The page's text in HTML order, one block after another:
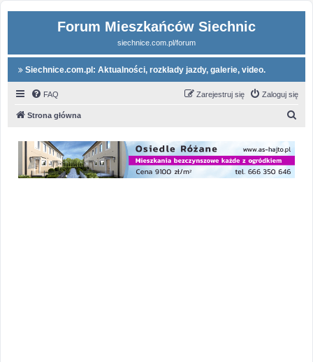
Forum Mieszkańców Siechnic
siechnice.com.pl/forum
Siechnice.com.pl: Aktualności, rozkłady jazdy, galerie, video.
FAQ Zaloguj się
Zarejestruj się
Strona główna